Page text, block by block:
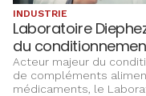
INDUSTRIE
Laboratoire
du
Acteur majeur du
de compléments
médicaments, le